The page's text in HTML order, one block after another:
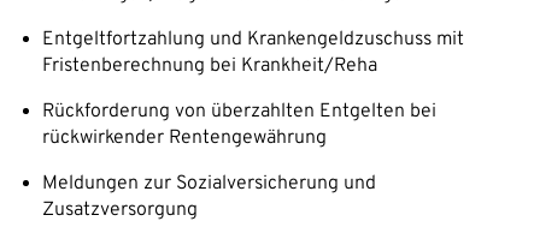
Entgeltfortzahlung und Krankengeldzuschuss mit
Fristenberechnung bei Krankheit/Reha
Rückforderung von überzahlten Entgelten bei
rückwirkender Rentengewährung
Meldungen zur Sozialversicherung und
Zusatzversorgung